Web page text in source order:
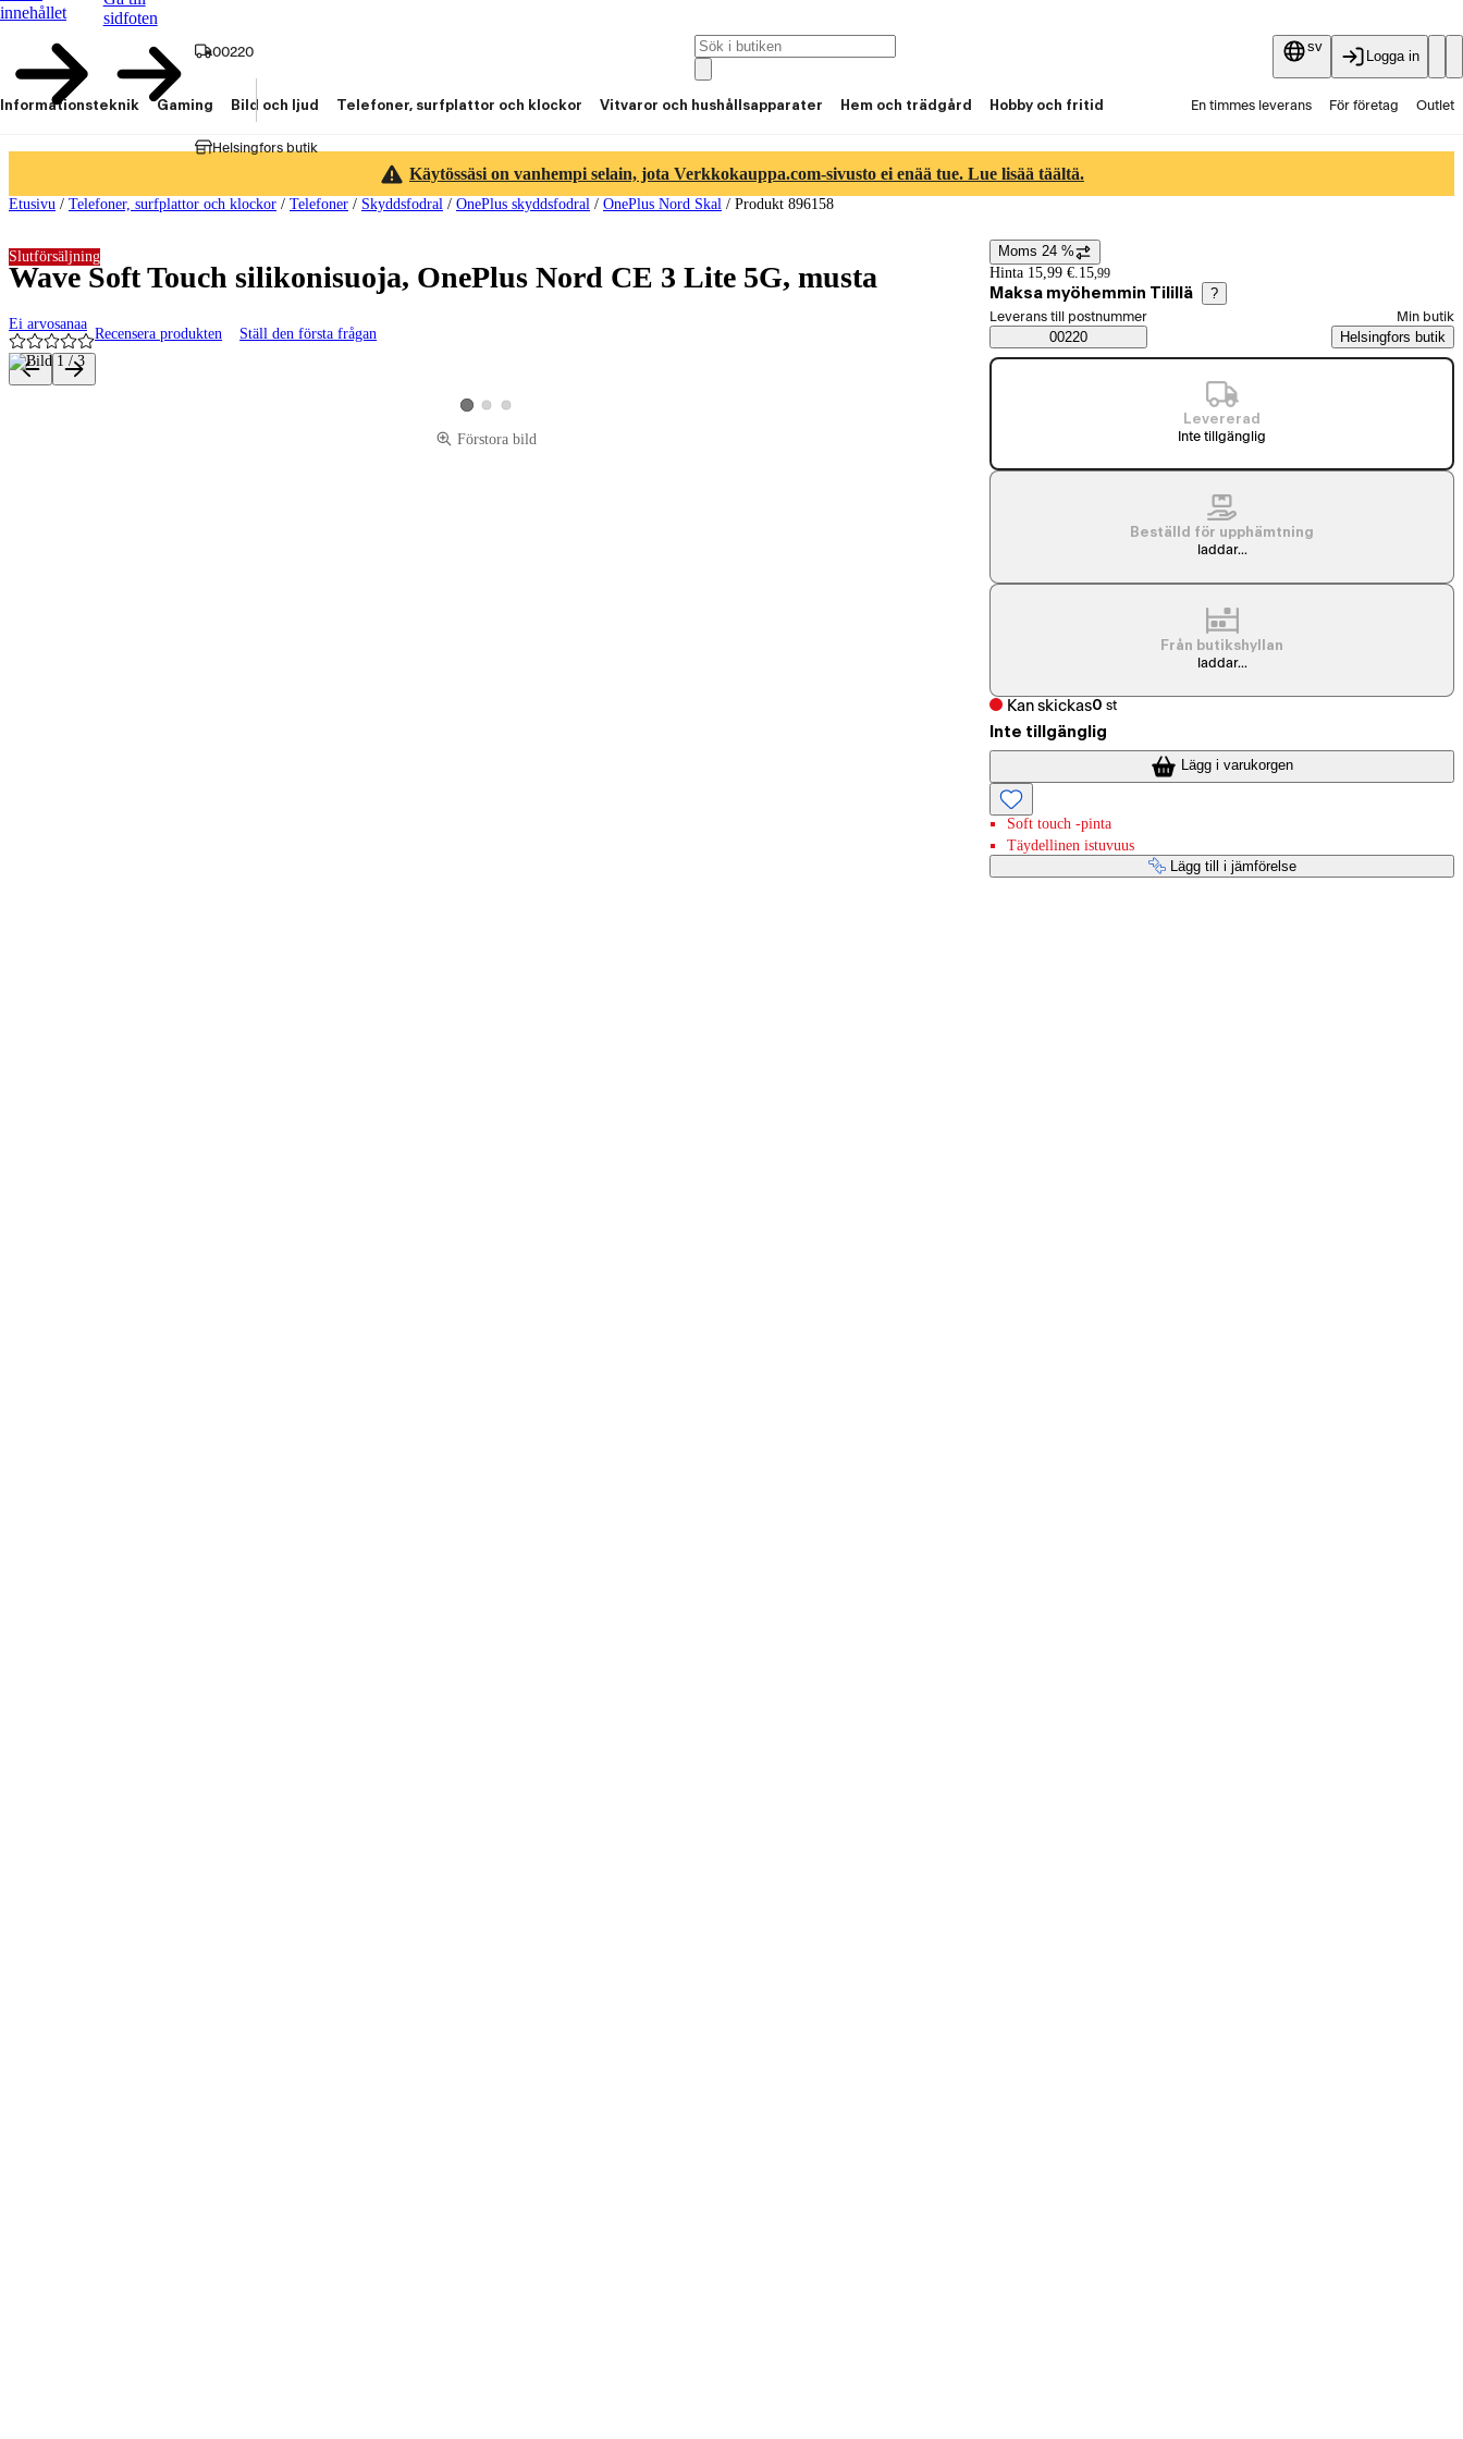
innehållet
sidfoten
00220
Helsingfors butik
sv
Logga in
Informationsteknik Gaming Bild och ljud Telefoner, surfplattor och klockor Vitvaror och hushållsapparater Hem och trädgård Hobby och fritid En timmes leverans För företag Outlet
Käytössäsi on vanhempi selain, jota Verkkokauppa.com-sivusto ei enää tue. Lue lisää täältä.
Etusivu / Telefoner, surfplattor och klockor / Telefoner / Skyddsfodral / OnePlus skyddsfodral / OnePlus Nord Skal / Produkt 896158
Wave Soft Touch silikonisuoja, OnePlus Nord CE 3 Lite 5G, musta
Ei arvosanaa
Recensera produkten Ställ den första frågan
Slutförsäljning
Produktbilder och videor
Visa produktbild 1
Visa produktbild 2
Visa produktbild 3
Förstora bild
Prisinformation
Moms 24 %
Hinta 15,99 €. 15,99
Maksa myöhemmin Tilillä ?
Saatavuustiedot
Välj beställningssätt
Leverans till postnummer
00220
Min butik
Helsingfors butik
Levererad
Inte tillgänglig
Beställd för upphämtning
laddar...
Från butikshyllan
laddar...
Kan skickas0 st
Inte tillgänglig
Lägg i varukorgen
Soft touch -pinta
Täydellinen istuvuus
Lägg till i jämförelse